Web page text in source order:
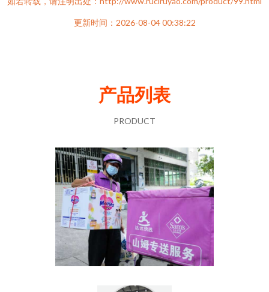
更新时间：2026-08-04 00:38:22
产品列表
PRODUCT